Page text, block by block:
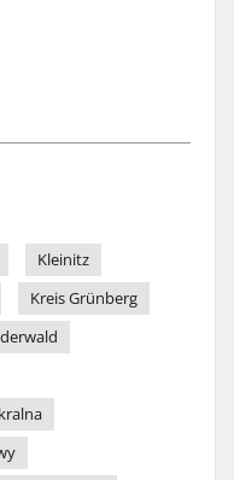
Kleinitz
Kreis Grünberg